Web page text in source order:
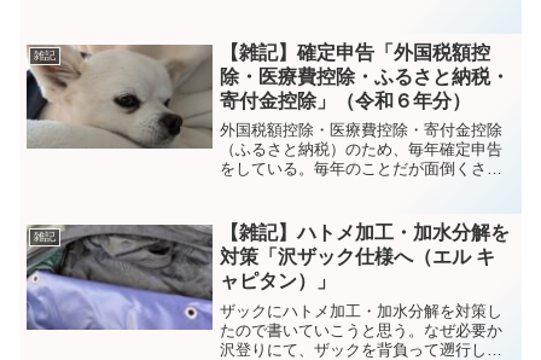
楽しみだ。今から地元の友達と新年会。
昼間から呑むぞ～～ pic...
雑記
【雑記】確定申告「外国税額控
除・医療費控除・ふるさと納税・
寄付金控除」（令和６年分）
外国税額控除・医療費控除・寄付金控除
（ふるさと納税）のため、毎年確定申告
をしている。毎年のことだが面倒くさ
サラリーマンです。（注意）個々の案件
に適さない場合もあり...
雑記
【雑記】ハトメ加工・加水分解を
対策「沢ザック仕様へ（エル キ
ャピタン）」
ザックにハトメ加工・加水分解を対策し
たので書いていこうと思う。なぜ必要か
沢登りにて、ザックを背負って遡行して